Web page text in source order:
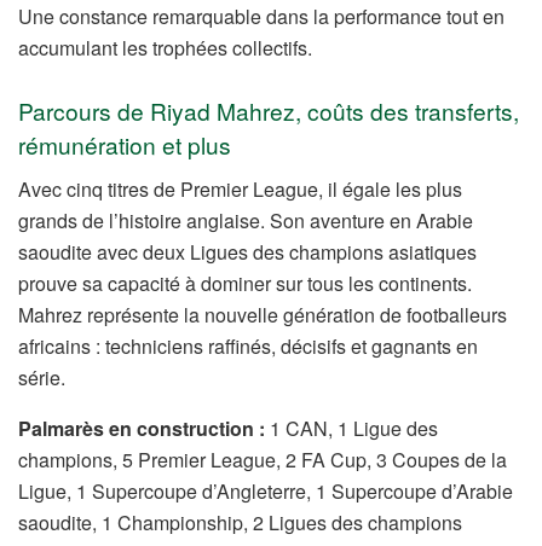
Une constance remarquable dans la performance tout en
accumulant les trophées collectifs.
Parcours de Riyad Mahrez, coûts des transferts,
rémunération et plus
Avec cinq titres de Premier League, il égale les plus
grands de l’histoire anglaise. Son aventure en Arabie
saoudite avec deux Ligues des champions asiatiques
prouve sa capacité à dominer sur tous les continents.
Mahrez représente la nouvelle génération de footballeurs
africains : techniciens raffinés, décisifs et gagnants en
série.
Palmarès en construction : 1 CAN, 1 Ligue des
champions, 5 Premier League, 2 FA Cup, 3 Coupes de la
Ligue, 1 Supercoupe d’Angleterre, 1 Supercoupe d’Arabie
saoudite, 1 Championship, 2 Ligues des champions